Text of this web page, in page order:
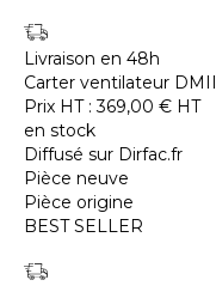
Livraison en 48h
Carter ventilateur DMII
Prix HT :369,00 € HT
en stock
Diffusé sur Dirfac.fr
Pièce neuve
Pièce origine
BEST SELLER